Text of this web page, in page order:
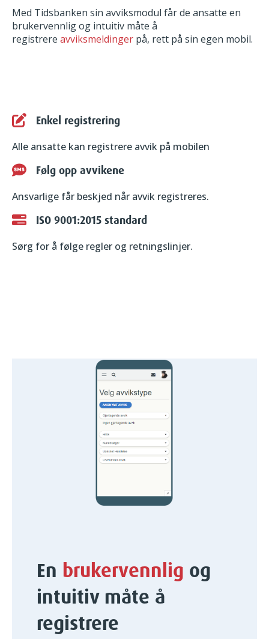
Med Tidsbanken sin avviksmodul får de ansatte en
brukervennlig og intuitiv måte å
registrere avviksmeldinger på, rett på sin egen mobil.
Enkel registrering
Alle ansatte kan registrere avvik på mobilen
Følg opp avvikene
Ansvarlige får beskjed når avvik registreres.
ISO 9001:2015 standard
Sørg for å følge regler og retningslinjer.
En brukervennlig og
intuitiv måte å
registrere